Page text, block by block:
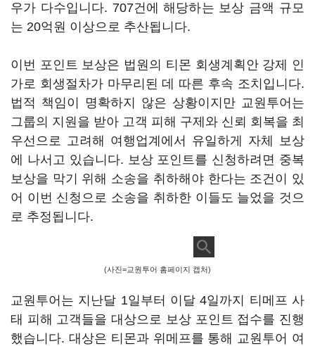
우가 다수입니다. 707건에 해당하는 보상 금액 규모
는 20억원 이상으로 추산됩니다.
이번 포인트 보상은 법원의 티몬 회생계획안 강제 인
가로 회생절차가 마무리된 데 따른 후속 조치입니다.
법적 책임이 명확하지 않은 상황이지만 교원투어는
그룹의 지원을 받아 고객 피해 구제와 신뢰 회복을 최
우선으로 고려해 여행업계에서 유일하게 자체 보상
에 나서고 있습니다. 보상 포인트를 신청하려면 중복
보상을 막기 위해 소송을 취하해야 한다는 조건이 있
어 이번 신청으로 소송을 취하한 이들도 늘었을 것으
로 추정됩니다.
(사진=교원투어 홈페이지 캡처)
교원투어는 지난달 1일부터 이달 4일까지 티메프 사
태 피해 고객들을 대상으로 보상 포인트 접수를 진행
했습니다. 대상은 티몬과 위메프를 통해 교원투어 여